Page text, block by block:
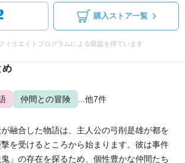
購入ストア一覧
ィリエイトプログラムによる収益を得ています
め
仲間との冒険 ...他7件
融合した物語は、主人公の弓削是雄が都を
を受けるところから始まります。彼は事件
」の存在を探るため、個性豊かな仲間たち